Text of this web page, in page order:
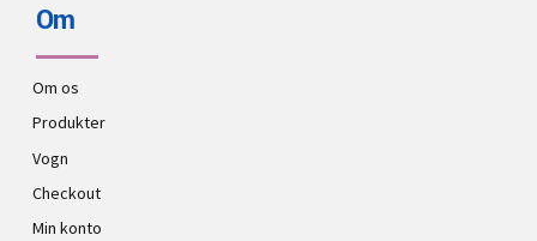
Om
Om os
Produkter
Vogn
Checkout
Min konto